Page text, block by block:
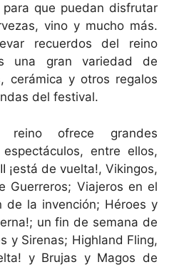
que puedan disfrutar
vino y mucho más.
recuerdos del reino
una gran variedad de
cerámica y otros regalos
del festival.
reino ofrece grandes
entre ellos,
¡está de vuelta!, Vikingos,
Guerreros; Viajeros en el
de la invención; Héroes y
un fin de semana de
y Sirenas; Highland Fling,
y Brujas y Magos de